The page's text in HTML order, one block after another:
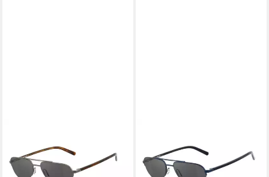
119,99 € 295,00 €
-59%
119,99 € 295,00 €
-59%